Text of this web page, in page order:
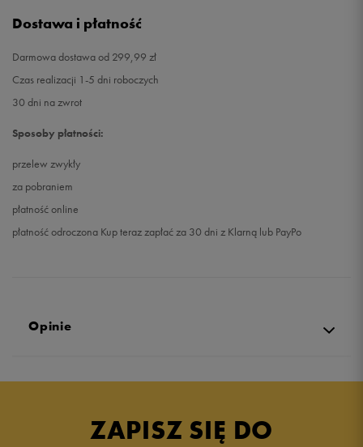
Dostawa i płatność
Darmowa dostawa od 299,99 zł
Czas realizacji 1-5 dni roboczych
30 dni na zwrot
Sposoby płatności:
przelew zwykły
za pobraniem
płatność online
płatność odroczona Kup teraz zapłać za 30 dni z Klarną lub PayPo
Opinie
ZAPISZ SIĘ DO